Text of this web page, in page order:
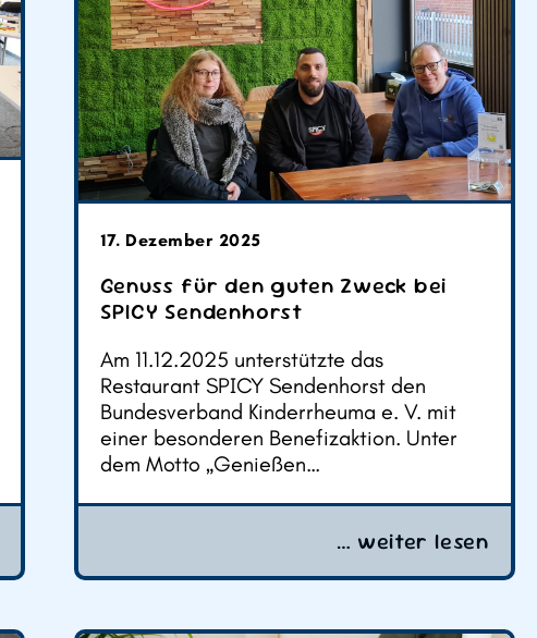
17. Dezember 2025
Genuss für den guten Zweck bei
SPICY Sendenhorst
Am 11.12.2025 unterstützte das
Restaurant SPICY Sendenhorst den
Bundesverband Kinderrheuma e. V. mit
einer besonderen Benefizaktion. Unter
dem Motto „Genießen…
… weiter lesen